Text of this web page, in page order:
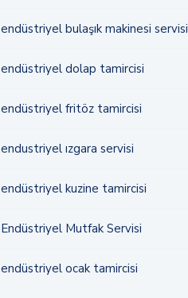
endüstriyel bulaşık makinesi servisi
endüstriyel dolap tamircisi
endüstriyel fritöz tamircisi
endustriyel ızgara servisi
endüstriyel kuzine tamircisi
Endüstriyel Mutfak Servisi
endüstriyel ocak tamircisi